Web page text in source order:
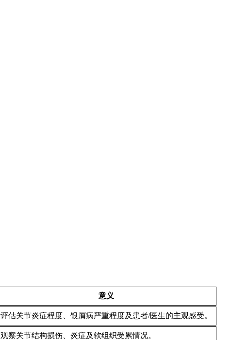
意义
评估关节炎症程度、银屑病严重程度及患者/医生的主观感受。
观察关节结构损伤、炎症及软组织受累情况。